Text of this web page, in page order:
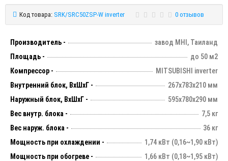
Код товара: SRK/SRC50ZSP-W inverter 0 отзывов
Производитель -
завод MHI, Таиланд
Площадь -
до 50 м2
Компрессор -
MITSUBISHI inverter
Внутренний блок, ВхШхГ -
267х783х210 мм
Наружный блок, ВхШхГ -
595х780х290 мм
Вес внутр. блока -
7,5 кг
Вес наруж. блока -
36 кг
Мощность при охлаждении -
1,74 кВт (0,16~1,90 кВт)
Мощность при обогреве -
1,66 кВт (0,18~1,95 кВт)